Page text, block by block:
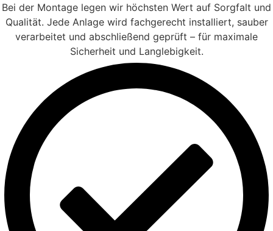
Bei der Montage legen wir höchsten Wert auf Sorgfalt und
Qualität. Jede Anlage wird fachgerecht installiert, sauber
verarbeitet und abschließend geprüft – für maximale
Sicherheit und Langlebigkeit.